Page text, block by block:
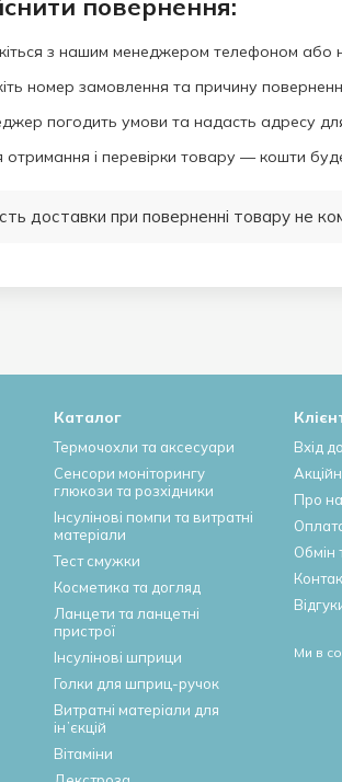
повернення:
з нашим менеджером телефоном або
номер замовлення та причину
погодить умови та надасть адресу
отримання і перевірки товару — кошти
доставки при поверненні товару не
Каталог
Термочохли та аксесуари
Сенсори моніторингу
глюкози та розхідники
Інсулінові помпи та витратні
матеріали
Тест смужки
Косметика та догляд
Ланцети та ланцетні
пристрої
Інсулінові шприци
Голки для шприц-ручок
Витратні матеріали для
інʼєкцій
Вітаміни
Вхід
Про
Обмін
Ми в